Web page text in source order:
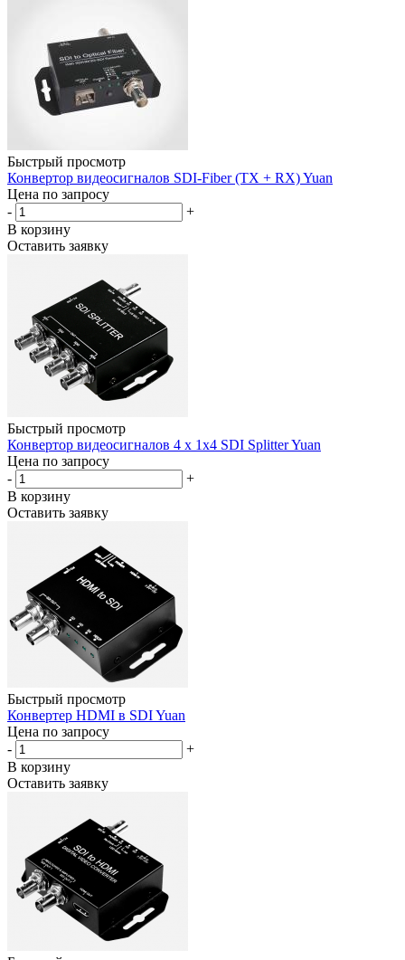
Быстрый просмотр
Конвертор видеосигналов SDI-Fiber (TX + RX) Yuan
Цена по запросу
-
+
В корзину
Оставить заявку
Быстрый просмотр
Конвертор видеосигналов 4 x 1x4 SDI Splitter Yuan
Цена по запросу
-
+
В корзину
Оставить заявку
Быстрый просмотр
Конвертер HDMI в SDI Yuan
Цена по запросу
-
+
В корзину
Оставить заявку